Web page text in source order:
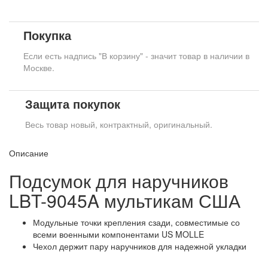
Покупка
Если есть надпись "В корзину" - значит товар в наличии в
Москве.
Защита покупок
Весь товар новый, контрактный, оригинальный.
Описание
Подсумок для наручников
LBT-9045A мультикам США
Модульные точки крепления сзади, совместимые со
всеми военными компонентами US MOLLE
Чехол держит пару наручников для надежной укладки